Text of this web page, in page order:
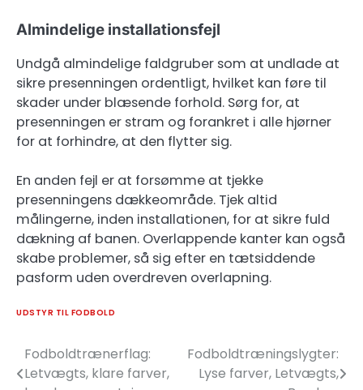
Almindelige installationsfejl
Undgå almindelige faldgruber som at undlade at
sikre presenningen ordentligt, hvilket kan føre til
skader under blæsende forhold. Sørg for, at
presenningen er stram og forankret i alle hjørner
for at forhindre, at den flytter sig.
En anden fejl er at forsømme at tjekke
presenningens dækkeområde. Tjek altid
målingerne, inden installationen, for at sikre fuld
dækning af banen. Overlappende kanter kan også
skabe problemer, så sig efter en tætsiddende
pasform uden overdreven overlapning.
UDSTYR TIL FODBOLD
Post
Fodboldtrænerflag:
Letvægts, klare farver,
Fodboldtræningslygter:
Lyse farver, Letvægts,